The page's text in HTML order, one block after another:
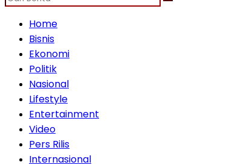
Home
Bisnis
Ekonomi
Politik
Nasional
Lifestyle
Entertainment
Video
Pers Rilis
Internasional